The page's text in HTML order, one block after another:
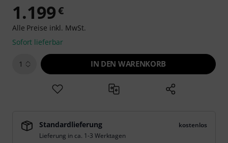
1.199€
Alle Preise inkl. MwSt.
Sofort lieferbar
1 IN DEN WARENKORB
Standardlieferung
kostenlos
Lieferung in ca. 1-3 Werktagen